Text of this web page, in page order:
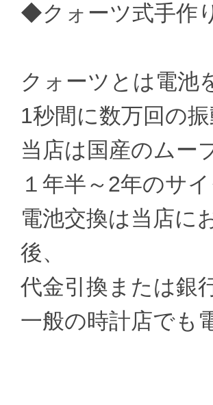
◆クォーツ式手作
クォーツとは電池
1秒間に数万回の
当店は国産のムー
１年半～2年のサ
電池交換は当店に
後、
代金引換または銀
一般の時計店でも